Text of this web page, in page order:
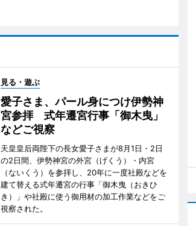
見る・遊ぶ
愛子さま、パール身につけ伊勢神
宮参拝 式年遷宮行事「御木曳」
などご視察
天皇皇后両陛下の長女愛子さまが8月1日・2日
の2日間、伊勢神宮の外宮（げくう）・内宮
（ないくう）を参拝し、20年に一度社殿などを
建て替える式年遷宮の行事「御木曳（おきひ
き）」や社殿に使う御用材の加工作業などをご
視察された。